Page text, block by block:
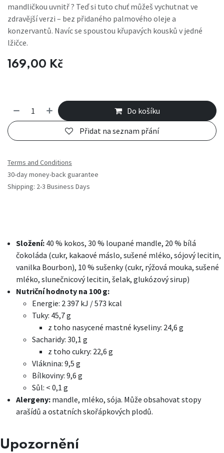
mandličkou uvnitř ? Teď si tuto chuť můžeš vychutnat ve
zdravější verzi – bez přidaného palmového oleje a
konzervantů. Navíc se spoustou křupavých kousků v jedné
lžičce.
169,00 Kč
Do košíku
Přidat na seznam přání
Terms and Conditions
30-day money-back guarantee
Shipping: 2-3 Business Days
Složení: 40 % kokos, 30 % loupané mandle, 20 % bílá
čokoláda (cukr, kakaové máslo, sušené mléko, sójový lecitin,
vanilka Bourbon), 10 % sušenky (cukr, rýžová mouka, sušené
mléko, slunečnicový lecitin, šelak, glukózový sirup)
Nutriční hodnoty na 100 g:
Energie: 2 397 kJ / 573 kcal
Tuky: 45,7 g
z toho nasycené mastné kyseliny: 24,6 g
Sacharidy: 30,1 g
z toho cukry: 22,6 g
Vláknina: 9,5 g
Bílkoviny: 9,6 g
Sůl: < 0,1 g
Alergeny: mandle, mléko, sója. Může obsahovat stopy
arašídů a ostatních skořápkových plodů.
Upozornění